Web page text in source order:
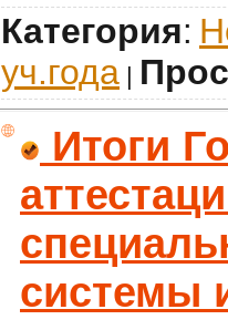
Категория:
уч.года
Итоги
системы